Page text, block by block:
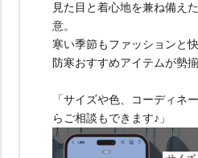
見た目と着心地を兼ね備え
意。
寒い季節もファッションと
防寒おすすめアイテムが勢揃
「サイズや色、コーディネ
らご相談もできます♪」